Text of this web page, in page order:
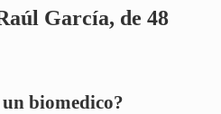
García, de 48
un biomedico?